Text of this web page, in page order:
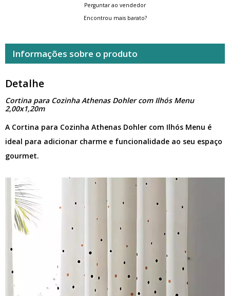
Perguntar ao vendedor
Encontrou mais barato?
Informações sobre o produto
Detalhe
Cortina para Cozinha Athenas Dohler com Ilhós Menu
2,00x1,20m
A Cortina para Cozinha Athenas Dohler com Ilhós Menu é
ideal para adicionar charme e funcionalidade ao seu espaço
gourmet.